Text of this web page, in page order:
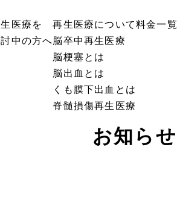
医療を
中の方へ
再生医療について
脳卒中再生医療
脳梗塞とは
脳出血とは
くも膜下出血とは
脊髄損傷再生医療
料金一覧
お知らせ